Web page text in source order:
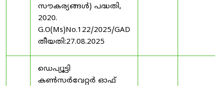
സൗകര്യങ്ങൾ) പദ്ധതി,
2020.
G.O(Ms)No.122/2025/GAD
തീയതി:27.08.2025
ഡെപ്യൂട്ടി
കൺസർവേറ്റർ ഓഫ്